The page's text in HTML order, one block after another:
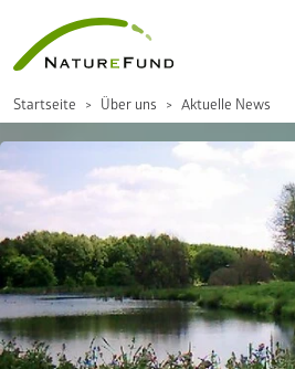
Startseite Über uns Aktuelle News